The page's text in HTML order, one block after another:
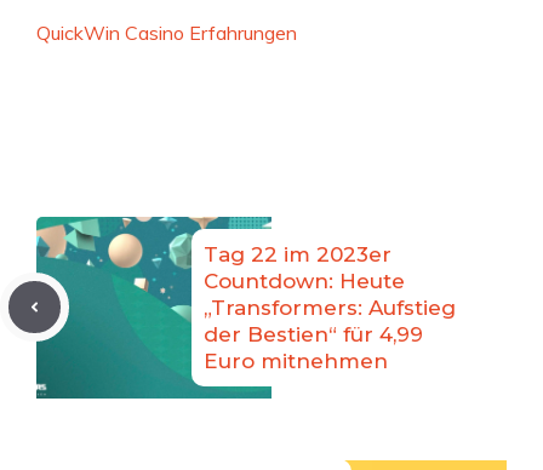
QuickWin Casino Erfahrungen
Tag 22 im 2023er
Countdown: Heute
„Transformers: Aufstieg
der Bestien“ für 4,99
Euro mitnehmen